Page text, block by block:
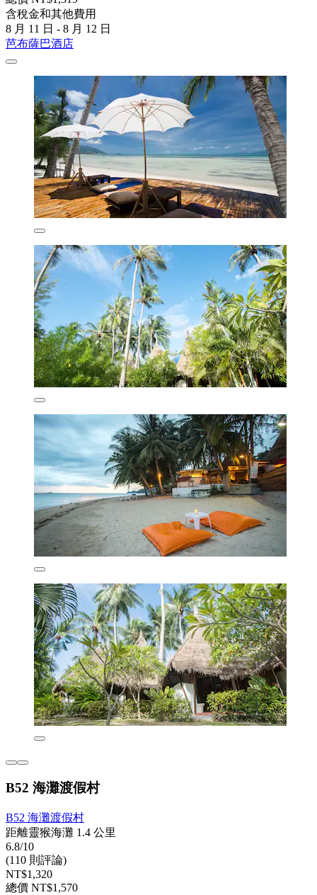
含稅金和其他費用
8 月 11 日 - 8 月 12 日
芭布薩巴酒店
B52 海灘渡假村
B52 海灘渡假村
距離靈猴海灘 1.4 公里
6.8/10
(110 則評論)
NT$1,320
總價 NT$1,570